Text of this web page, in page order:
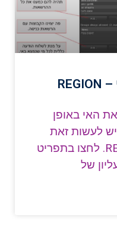
האי באופן
לעשות זאת
בתפריט REGION DETAILS. לחצו בתפריט